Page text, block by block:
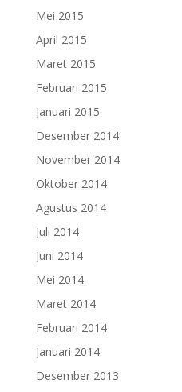
Mei 2015
April 2015
Maret 2015
Februari 2015
Januari 2015
Desember 2014
November 2014
Oktober 2014
Agustus 2014
Juli 2014
Juni 2014
Mei 2014
Maret 2014
Februari 2014
Januari 2014
Desember 2013